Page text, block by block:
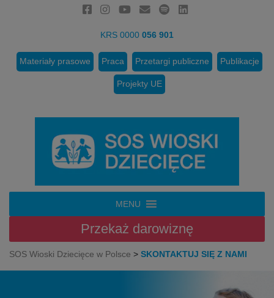
KRS 0000 056 901
Materiały prasowe Praca Przetargi publiczne Publikacje
Projekty UE
MENU
Przekaż darowiznę
SOS Wioski Dziecięce w Polsce > SKONTAKTUJ SIĘ Z NAMI